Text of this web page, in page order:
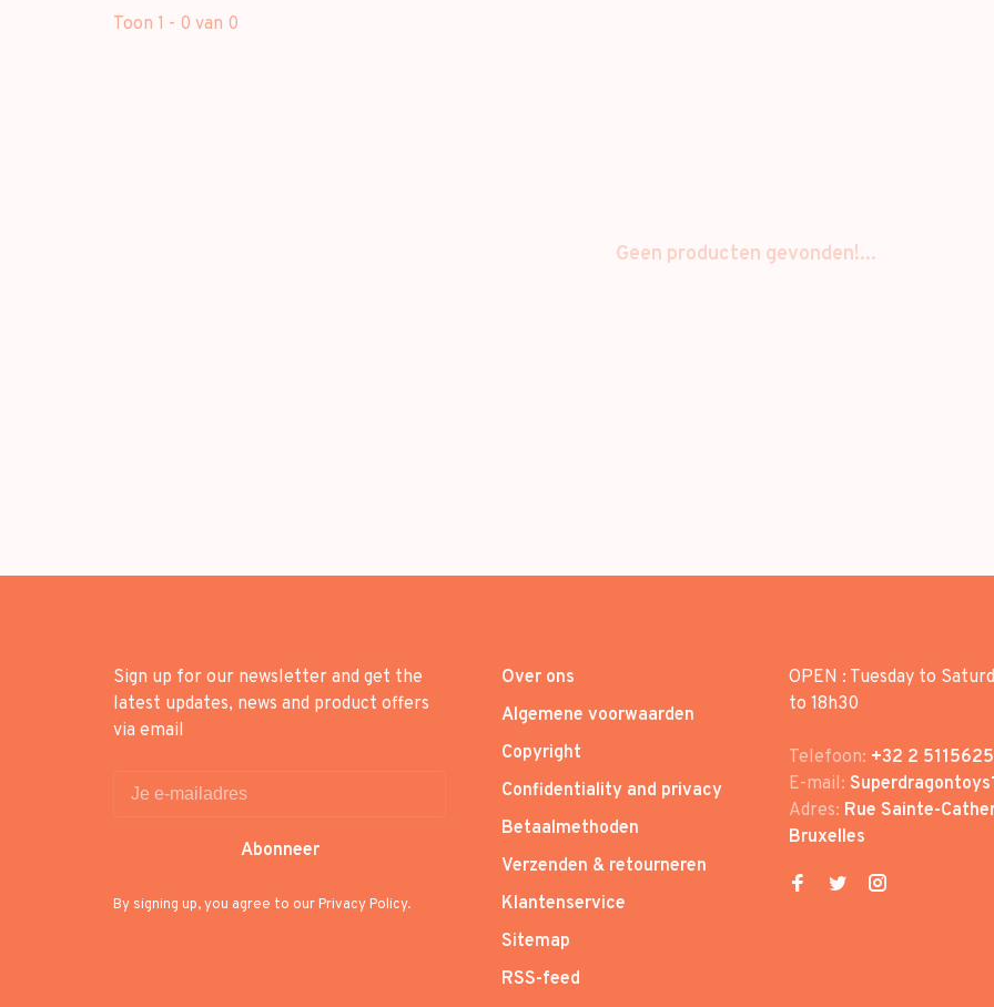
Toon 1 - 0 van 0
Geen producten gevonden!...
Sign up for our newsletter and get the
latest updates, news and product offers
via email
Abonneer
By signing up, you agree to our Privacy Policy.
Over ons
Algemene voorwaarden
Copyright
Confidentiality and privacy
Betaalmethoden
Verzenden & retourneren
Klantenservice
Sitemap
RSS-feed
OPEN : Tuesday to
to 18h30
Telefoon: +32 2 5115625
E-mail:
Adres: Rue Sainte-
Bruxelles